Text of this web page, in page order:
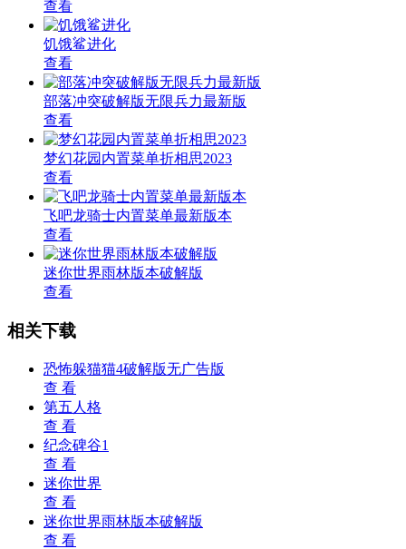
查看
饥饿鲨进化
查看
部落冲突破解版无限兵力最新版
查看
梦幻花园内置菜单折相思2023
查看
飞吧龙骑士内置菜单最新版本
查看
迷你世界雨林版本破解版
查看
相关下载
恐怖躲猫猫4破解版无广告版
查 看
第五人格
查 看
纪念碑谷1
查 看
迷你世界
查 看
迷你世界雨林版本破解版
查 看